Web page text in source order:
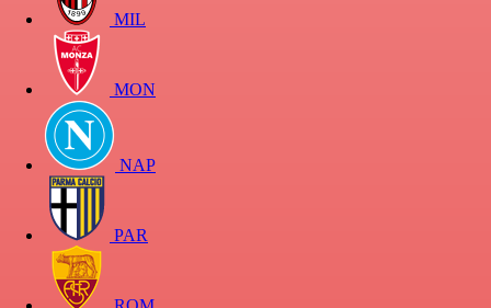
MIL
MON
NAP
PAR